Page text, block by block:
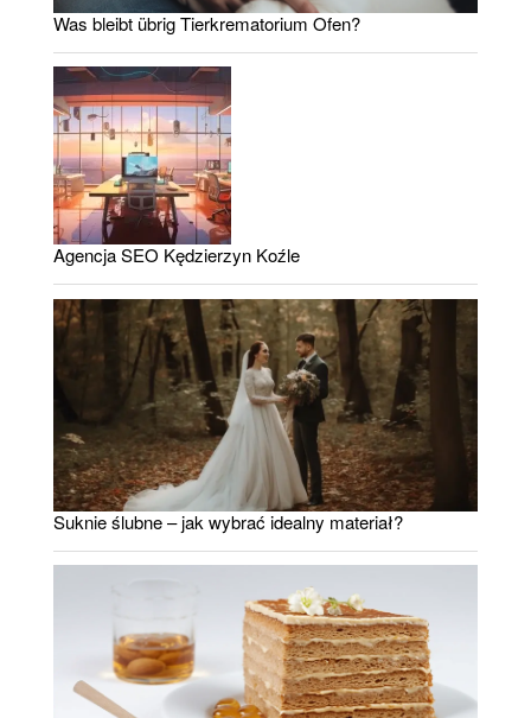
Was bleibt übrig Tierkrematorium Ofen?
Agencja SEO Kędzierzyn Koźle
Suknie ślubne – jak wybrać idealny materiał?